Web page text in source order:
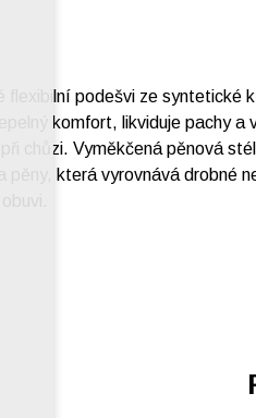
flexibilní podešvi ze
komfort, likviduje pachy
chůzi. Vyměkčená pěnová
pěny, která vyrovnává